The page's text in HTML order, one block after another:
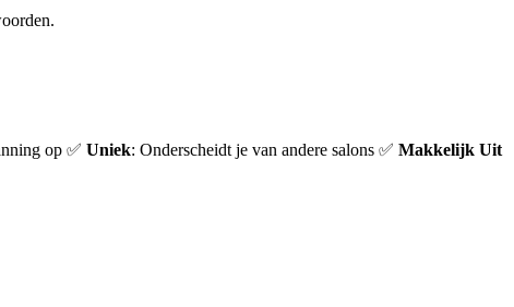
op ✅ Uniek: Onderscheidt je van andere salons ✅ Makkelijk Uit